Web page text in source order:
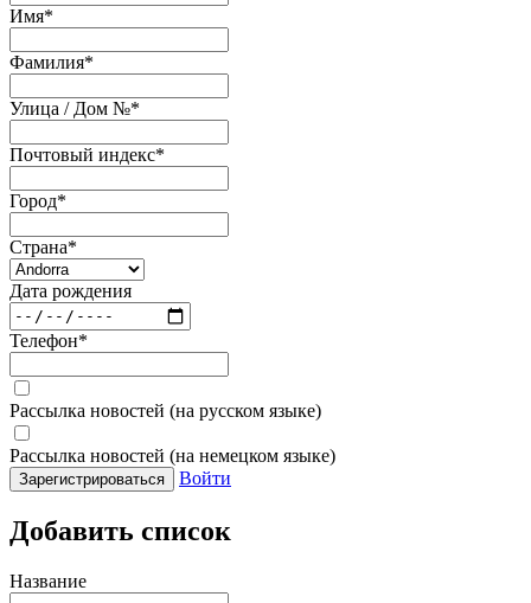
Имя*
Фамилия*
Улица / Дом №*
Почтовый индекс*
Город*
Страна*
Дата рождения
Телефон*
Рассылка новостей (на русском языке)
Рассылка новостей (на немецком языке)
Зарегистрироваться Войти
Добавить список
Название